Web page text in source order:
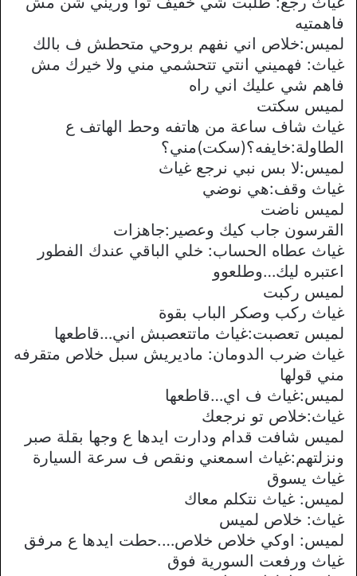
فاهمتيه
لميس:خلاص اني نفهم بروحي متحطش ف بالك
غياث: فهميني انتي تتحشمي مني ولا خيرك مش
فاهم شي عليك اني راه
لميس سكتت
غياث شاف ساعة من هاتفه وحط الهاتف ع
الطاولة:خايفه؟(سكت)مني؟
لميس:لا بس نبي نرجع غياث
غياث وقف:هي نوضي
لميس ناضت
القرسون جاب كيك وعصير:جاهزات
غياث عطاه الحساب: خلي الباقي عندك الفطور
اعتبره ليك…وطلعوو
لميس ركبت
غياث ركب وصكر الباب بقوة
لميس تعصبت:غياث ماتتعصبش اني…قاطعها
غياث ضرب الدومان: ماديريش سبل خلاص متقرفه
مني قولها
لميس:غياث ف اي…قاطعها
غياث:خلاص تو نرجعك
لميس شافت قدام ودارت ايدها ع وجها بقلة صبر
ونزلتهم:غياث اسمعني ونقص ف سرعة السيارة
غياث يسوق
لميس: غياث نتكلم معاك
غياث: خلاص لميس
لميس: اوكي خلاص خلاص….حطت ايدها ع مرفق
غياث ورفعت السورية فوق